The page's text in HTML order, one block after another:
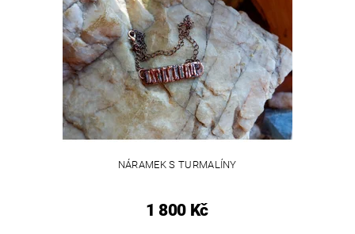
NÁRAMEK S TURMALÍNY
1 800 Kč